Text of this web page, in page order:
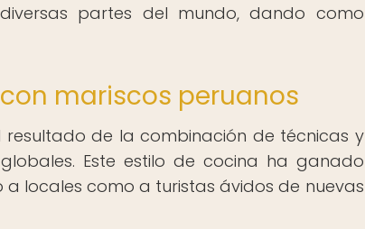
partes del mundo, dando como
mariscos peruanos
de la combinación de técnicas y
Este estilo de cocina ha ganado
locales como a turistas ávidos de nuevas